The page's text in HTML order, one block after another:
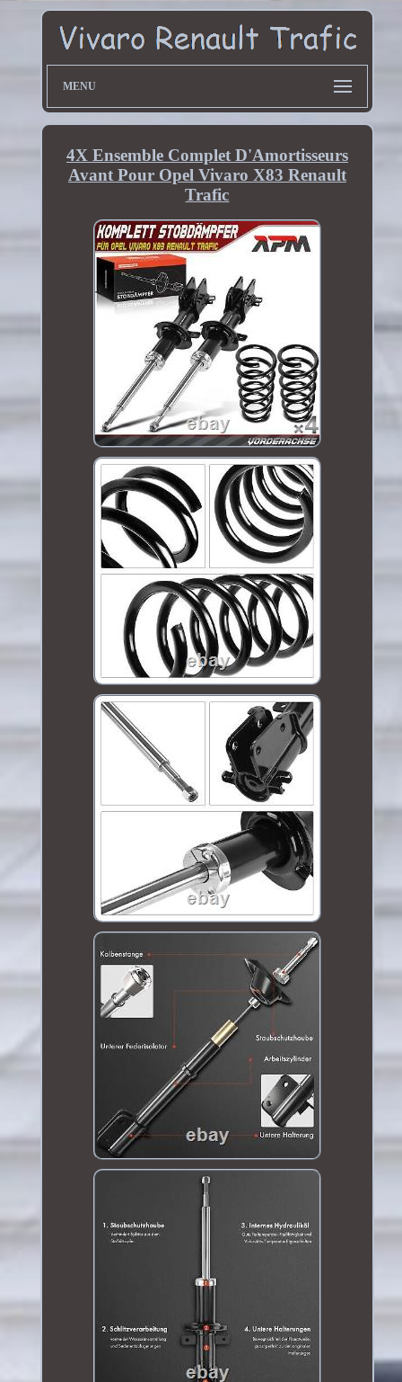
MENU
4X Ensemble Complet D'Amortisseurs
Avant Pour Opel Vivaro X83 Renault
Trafic